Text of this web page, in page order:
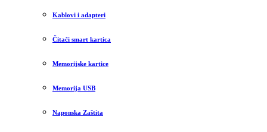
Kablovi i adapteri
Čitači smart kartica
Memorijske kartice
Memorija USB
Naponska Zaštita